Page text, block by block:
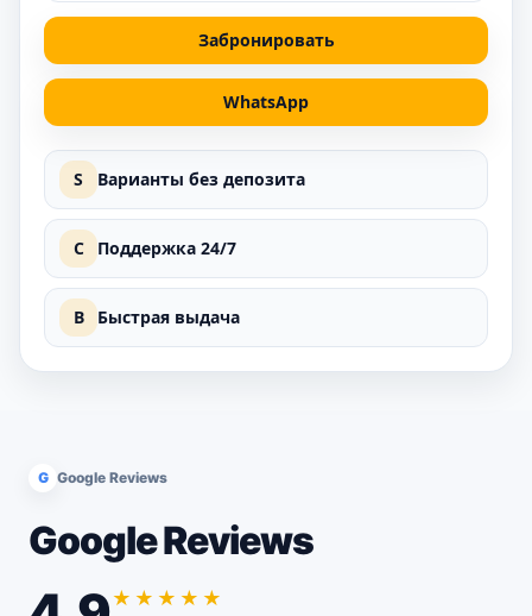
Забронировать
WhatsApp
S Варианты без депозита
C Поддержка 24/7
B Быстрая выдача
G Google Reviews
Google Reviews
★★★★★